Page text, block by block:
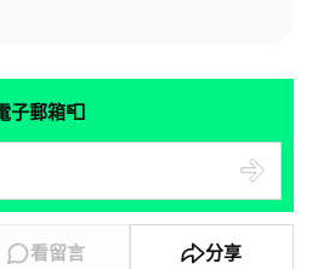
子郵箱📮
看留言 分享